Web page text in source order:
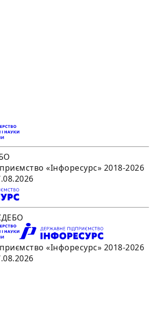
«Інфоресурс» 2018-2026
«Інфоресурс» 2018-2026